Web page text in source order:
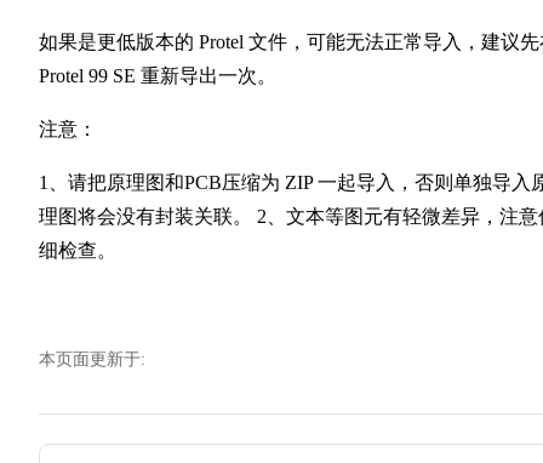
如果是更低版本的 Protel 文件，可能无法正常导入，建议
Protel 99 SE 重新导出一次。
注意：
1、请把原理图和PCB压缩为 ZIP 一起导入，否则单独导入
理图将会没有封装关联。 2、文本等图元有轻微差异，注意
细检查。
本页面更新于:
Pager